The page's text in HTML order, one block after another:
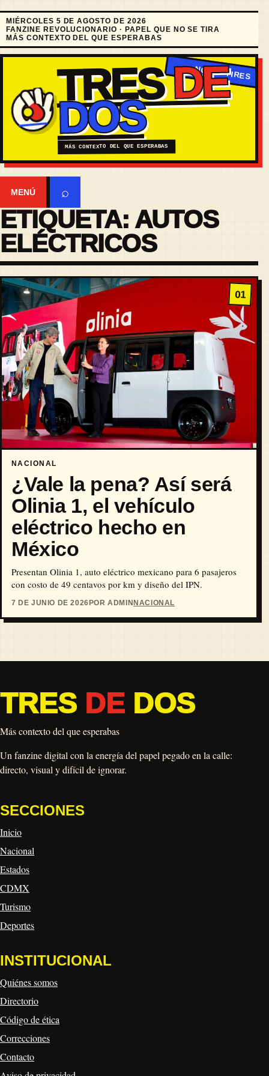
MIÉRCOLES 5 DE AGOSTO DE 2026
FANZINE REVOLUCIONARIO · PAPEL QUE NO SE TIRA
MÁS CONTEXTO DEL QUE ESPERABAS
TRESDE
DOS
MÁS CONTEXTO DEL QUE ESPERABAS
MENÚ ⌕
ETIQUETA: AUTOS
ELÉCTRICOS
01
NACIONAL
¿Vale la pena? Así será
Olinia 1, el vehículo
eléctrico hecho en
México
Presentan Olinia 1, auto eléctrico mexicano para 6 pasajeros
con costo de 49 centavos por km y diseño del IPN.
7 DE JUNIO DE 2026POR ADMINNACIONAL
TRES DEDOS
Más contexto del que esperabas
Un fanzine digital con la energía del papel pegado en la calle:
directo, visual y difícil de ignorar.
SECCIONES
Inicio
Nacional
Estados
CDMX
Turismo
Deportes
INSTITUCIONAL
Quiénes somos
Directorio
Código de ética
Correcciones
Contacto